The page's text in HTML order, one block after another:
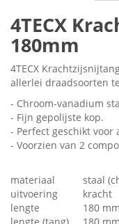
4TECX
180mm
4TECX
allerlei draadsoorten
- Chroom-vanadium
- Fijn gepolijste kop.
- Perfect geschikt
- Voorzien van 2
materiaal
staal
uitvoering
kracht
lengte
180 mm